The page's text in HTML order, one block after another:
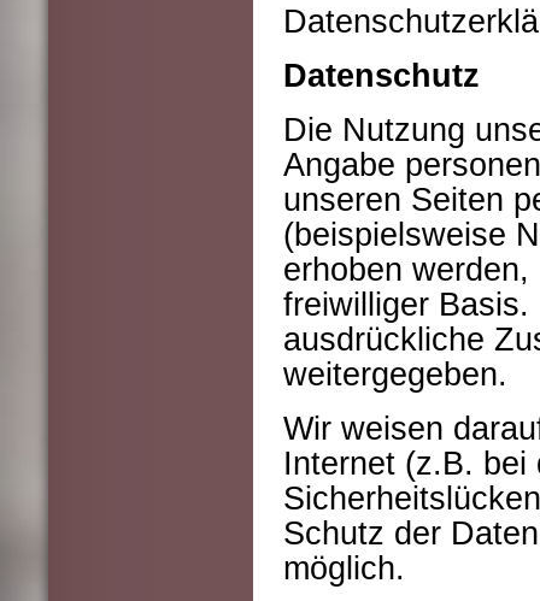
Datenschutz
Die Nutzung
Angabe
unseren Seiten
(beispielsweise
erhoben
freiwilliger
ausdrückliche
weitergegeben.
Wir weisen
Internet (z.B. bei
Schutz der
möglich.